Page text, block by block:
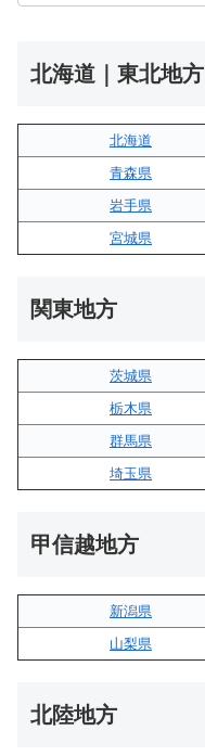
北海道｜東北地方
北海道
青森県
岩手県
宮城県
関東地方
茨城県
栃木県
群馬県
埼玉県
甲信越地方
新潟県
山梨県
北陸地方